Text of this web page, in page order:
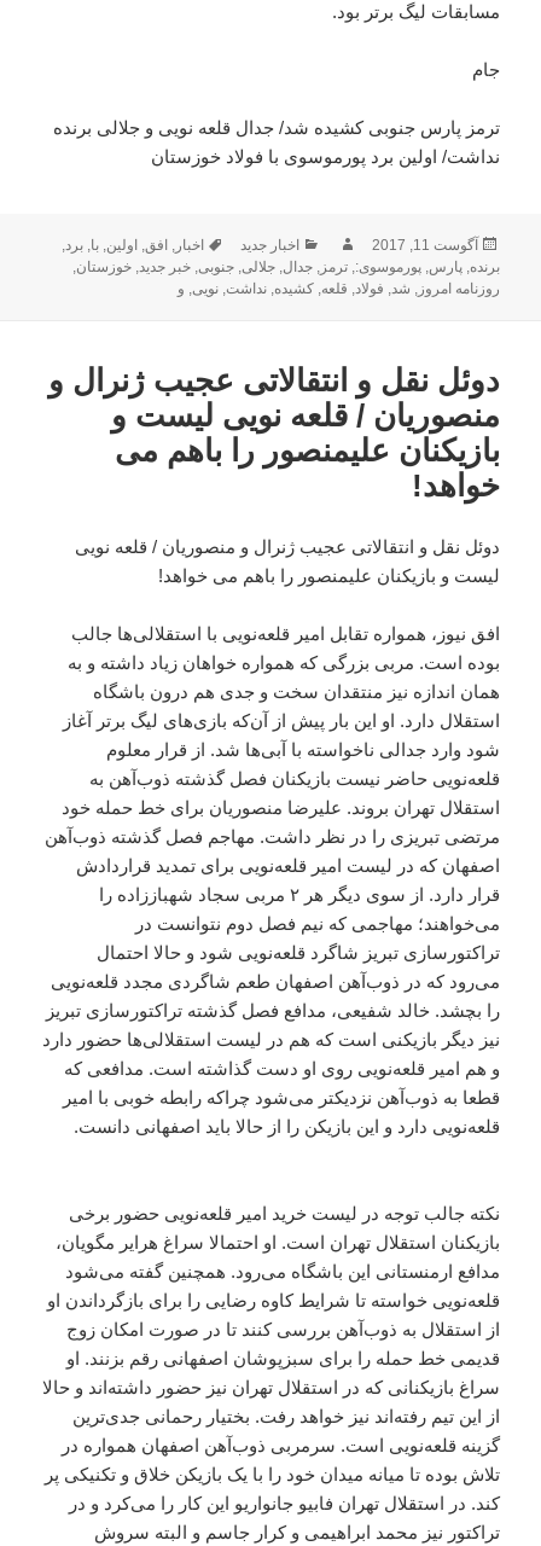
مسابقات لیگ برتر بود.
جام
ترمز پارس جنوبی کشیده شد/ جدال قلعه نویی و جلالی برنده
نداشت/ اولین برد پورموسوی با فولاد خوزستان
ارسال
شده
در
آگوست 11, 2017 نویسندهدسته‌ها
اخبار جدید برچسب‌ها
اخبار, افق, اولین,با,برد,
برنده,پارس,پورموسوی:,ترمز,جدال,جلالی,جنوبی,خبر جدید,خوزستان,
روزنامه امروز, شد, فولاد, قلعه,کشیده,نداشت,نویی, و
دوئل نقل و انتقالاتی عجیب ژنرال و
منصوریان / قلعه نویی لیست و
بازیکنان علیمنصور را باهم می
خواهد!
دوئل نقل و انتقالاتی عجیب ژنرال و منصوریان / قلعه نویی
لیست و بازیکنان علیمنصور را باهم می خواهد!
افق نیوز، همواره تقابل امیر قلعه‌نویی با استقلالی‌ها جالب
بوده است. مربی بزرگی که همواره خواهان زیاد داشته و به
همان اندازه نیز منتقدان سخت و جدی هم درون باشگاه
استقلال دارد. او این بار پیش از آن‌که بازی‌های لیگ برتر آغاز
شود وارد جدالی ناخواسته با آبی‌ها شد. از قرار معلوم
قلعه‌نویی حاضر نیست بازیکنان فصل گذشته ذوب‌آهن به
استقلال تهران بروند. علیرضا منصوریان برای خط حمله خود
مرتضی تبریزی را در نظر داشت. مهاجم فصل گذشته ذوب‌آهن
اصفهان که در لیست امیر قلعه‌نویی برای تمدید قراردادش
قرار دارد. از سوی دیگر هر ۲ مربی سجاد شهباززاده را
می‌خواهند؛ مهاجمی که نیم فصل دوم نتوانست در
تراکتورسازی تبریز شاگرد قلعه‌نویی شود و حالا احتمال
می‌رود که در ذوب‌آهن اصفهان طعم شاگردی مجدد قلعه‌نویی
را بچشد. خالد شفیعی، مدافع فصل گذشته تراکتورسازی تبریز
نیز دیگر بازیکنی است که هم در لیست استقلالی‌ها حضور دارد
و هم امیر قلعه‌نویی روی او دست گذاشته است. مدافعی که
قطعا به ذوب‌آهن نزدیکتر می‌شود چراکه رابطه خوبی با امیر
قلعه‌نویی دارد و این بازیکن را از حالا باید اصفهانی دانست.
نکته جالب توجه در لیست خرید امیر قلعه‌نویی حضور برخی
بازیکنان استقلال تهران است. او احتمالا سراغ هرایر مگویان،
مدافع ارمنستانی این باشگاه می‌رود. همچنین گفته می‌شود
قلعه‌نویی خواسته تا شرایط کاوه رضایی را برای بازگرداندن او
از استقلال به ذوب‌آهن بررسی کنند تا در صورت امکان زوج
قدیمی خط حمله را برای سبزپوشان اصفهانی رقم بزنند. او
سراغ بازیکنانی که در استقلال تهران نیز حضور داشته‌اند و حالا
از این تیم رفته‌اند نیز خواهد رفت. بختیار رحمانی جدی‌ترین
گزینه قلعه‌نویی است. سرمربی ذوب‌آهن اصفهان همواره در
تلاش بوده تا میانه میدان خود را با یک بازیکن خلاق و تکنیکی پر
کند. در استقلال تهران فابیو جانواریو این کار را می‌کرد و در
تراکتور نیز محمد ابراهیمی و کرار جاسم و البته سروش